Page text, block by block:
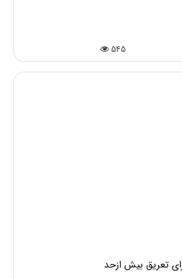
545
تعریق بیش ازحد